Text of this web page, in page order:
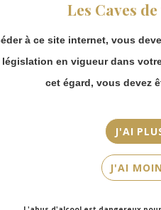
Les Caves
à ce site internet, vous
législation en vigueur dans
cet égard, vous devez
J'AI
J'AI
Rosé
Chardonnay, Pinot Noir
continuer
Merci de
prendre
Les
partir
Les
en click-
collect